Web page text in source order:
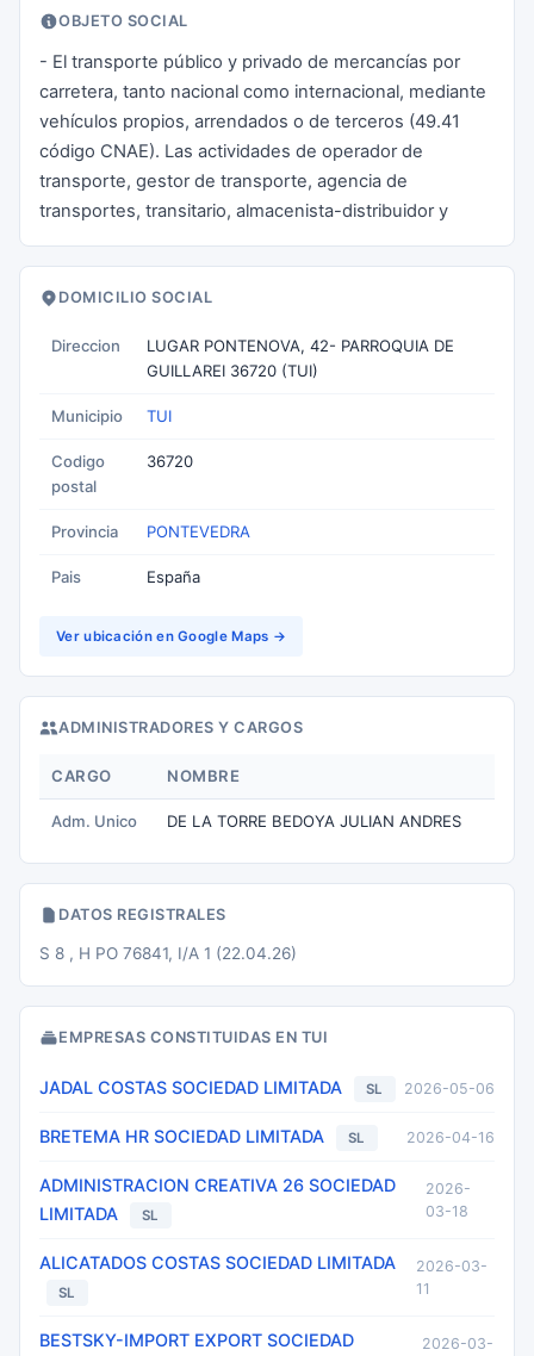
OBJETO SOCIAL
- El transporte público y privado de mercancías por
carretera, tanto nacional como internacional, mediante
vehículos propios, arrendados o de terceros (49.41
código CNAE). Las actividades de operador de
transporte, gestor de transporte, agencia de
transportes, transitario, almacenista-distribuidor y
DOMICILIO SOCIAL
Direccion
LUGAR PONTENOVA, 42- PARROQUIA DE
GUILLAREI 36720 (TUI)
Municipio TUI
Codigo
postal
36720
Provincia PONTEVEDRA
Pais España
Ver ubicación en Google Maps →
ADMINISTRADORES Y CARGOS
CARGO NOMBRE
Adm. Unico DE LA TORRE BEDOYA JULIAN ANDRES
DATOS REGISTRALES
S 8 , H PO 76841, I/A 1 (22.04.26)
EMPRESAS CONSTITUIDAS EN TUI
JADAL COSTAS SOCIEDAD LIMITADA SL 2026-05-06
BRETEMA HR SOCIEDAD LIMITADA SL 2026-04-16
ADMINISTRACION CREATIVA 26 SOCIEDAD
LIMITADA
SL
2026-
03-18
ALICATADOS COSTAS SOCIEDAD LIMITADA
SL
2026-03-
11
BESTSKY-IMPORT EXPORT SOCIEDAD
2026-03-